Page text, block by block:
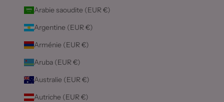
Arabie saoudite (EUR €)
Argentine (EUR €)
Arménie (EUR €)
Aruba (EUR €)
Australie (EUR €)
Autriche (EUR €)